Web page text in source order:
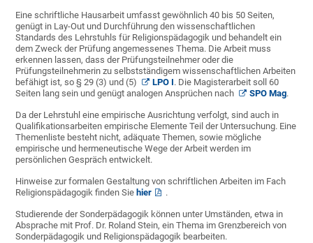
Eine schriftliche Hausarbeit umfasst gewöhnlich 40 bis 50 Seiten,
genügt in Lay-Out und Durchführung den wissenschaftlichen
Standards des Lehrstuhls für Religionspädagogik und behandelt ein
dem Zweck der Prüfung angemessenes Thema. Die Arbeit muss
erkennen lassen, dass der Prüfungsteilnehmer oder die
Prüfungsteilnehmerin zu selbstständigem wissenschaftlichen Arbeiten
befähigt ist, so § 29 (3) und (5)
LPO I. Die Magisterarbeit soll 60
Seiten lang sein und genügt analogen Ansprüchen nach
SPO Mag.
Da der Lehrstuhl eine empirische Ausrichtung verfolgt, sind auch in
Qualifikationsarbeiten empirische Elemente Teil der Untersuchung. Eine
Themenliste besteht nicht, adäquate Themen, sowie mögliche
empirische und hermeneutische Wege der Arbeit werden im
persönlichen Gespräch entwickelt.
Hinweise zur formalen Gestaltung von schriftlichen Arbeiten im Fach
Religionspädagogik finden Sie hier .
Studierende der Sonderpädagogik können unter Umständen, etwa in
Absprache mit Prof. Dr. Roland Stein, ein Thema im Grenzbereich von
Sonderpädagogik und Religionspädagogik bearbeiten.